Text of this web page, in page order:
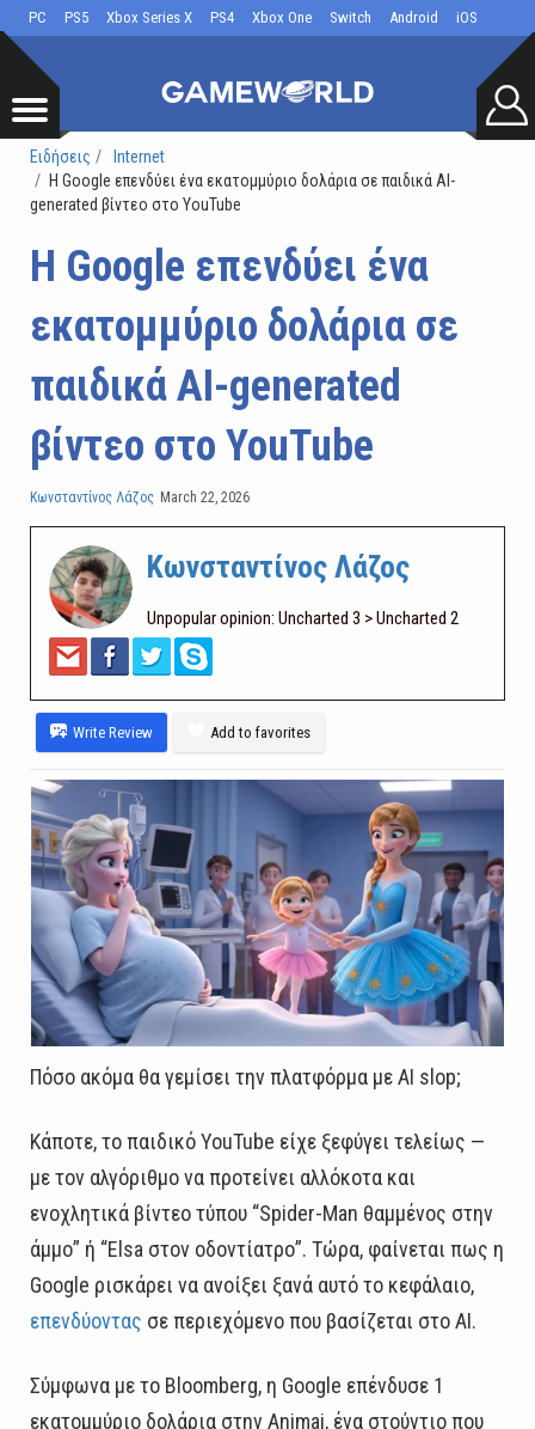
PC PS5 Xbox Series X PS4 Xbox One Switch Android iOS
Ειδήσεις
Internet
Η Google επενδύει ένα εκατομμύριο δολάρια σε παιδικά AI-
generated βίντεο στο YouTube
Η Google επενδύει ένα
εκατομμύριο δολάρια σε
παιδικά AI-generated
βίντεο στο YouTube
Κωνσταντίνος Λάζος March 22, 2026
Κωνσταντίνος Λάζος
Unpopular opinion: Uncharted 3 > Uncharted 2
Write Review Add to favorites
Πόσο ακόμα θα γεμίσει την πλατφόρμα με AI slop;
Κάποτε, το παιδικό YouTube είχε ξεφύγει τελείως —
με τον αλγόριθμο να προτείνει αλλόκοτα και
ενοχλητικά βίντεο τύπου “Spider-Man θαμμένος στην
άμμο” ή “Elsa στον οδοντίατρο”. Τώρα, φαίνεται πως η
Google ρισκάρει να ανοίξει ξανά αυτό το κεφάλαιο,
επενδύοντας σε περιεχόμενο που βασίζεται στο AI.
Σύμφωνα με το Bloomberg, η Google επένδυσε 1
εκατομμύριο δολάρια στην Animaj, ένα στούντιο που